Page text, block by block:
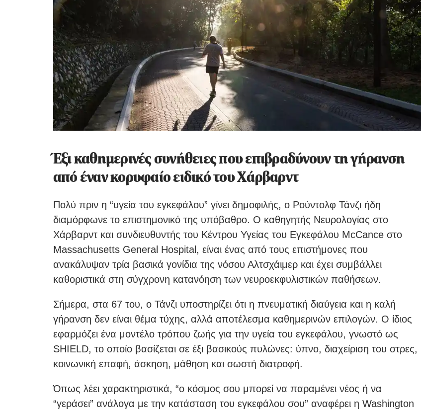
Έξι καθημερινές συνήθειες που επιβραδύνουν τη γήρανση
από έναν κορυφαίο ειδικό του Χάρβαρντ
Πολύ πριν η “υγεία του εγκεφάλου” γίνει δημοφιλής, ο Ρούντολφ Τάνζι ήδη
διαμόρφωνε το επιστημονικό της υπόβαθρο. Ο καθηγητής Νευρολογίας στο
Χάρβαρντ και συνδιευθυντής του Κέντρου Υγείας του Εγκεφάλου McCance στο
Massachusetts General Hospital, είναι ένας από τους επιστήμονες που
ανακάλυψαν τρία βασικά γονίδια της νόσου Αλτσχάιμερ και έχει συμβάλλει
καθοριστικά στη σύγχρονη κατανόηση των νευροεκφυλιστικών παθήσεων.
Σήμερα, στα 67 του, ο Τάνζι υποστηρίζει ότι η πνευματική διαύγεια και η καλή
γήρανση δεν είναι θέμα τύχης, αλλά αποτέλεσμα καθημερινών επιλογών. Ο ίδιος
εφαρμόζει ένα μοντέλο τρόπου ζωής για την υγεία του εγκεφάλου, γνωστό ως
SHIELD, το οποίο βασίζεται σε έξι βασικούς πυλώνες: ύπνο, διαχείριση του στρες,
κοινωνική επαφή, άσκηση, μάθηση και σωστή διατροφή.
Όπως λέει χαρακτηριστικά, “ο κόσμος σου μπορεί να παραμένει νέος ή να
“γεράσει” ανάλογα με την κατάσταση του εγκεφάλου σου” αναφέρει η Washington